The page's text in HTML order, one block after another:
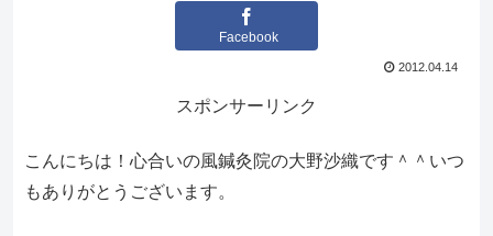
Facebook
2012.04.14
スポンサーリンク
こんにちは！心合いの風鍼灸院の大野沙織です＾＾いつ
もありがとうございます。